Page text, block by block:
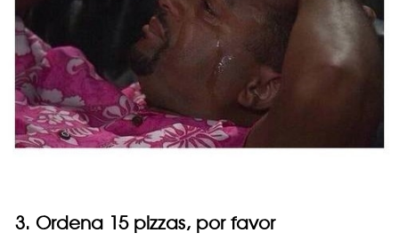
3. Ordena 15 pizzas, por favor